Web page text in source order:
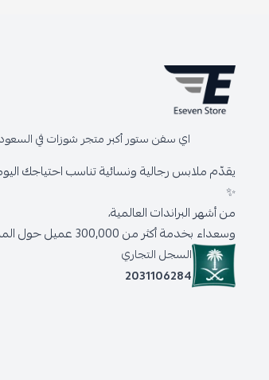
اي سفن ستور أكبر متجر شوزات في
يقدّم ملابس رجالية ونسائية تناسب احتياجك
✨
من أشهر البراندات العالمية،
وسعداء بخدمة أكثر من 300,000 عميل حول المملكة.
السجل التجاري
2031106284